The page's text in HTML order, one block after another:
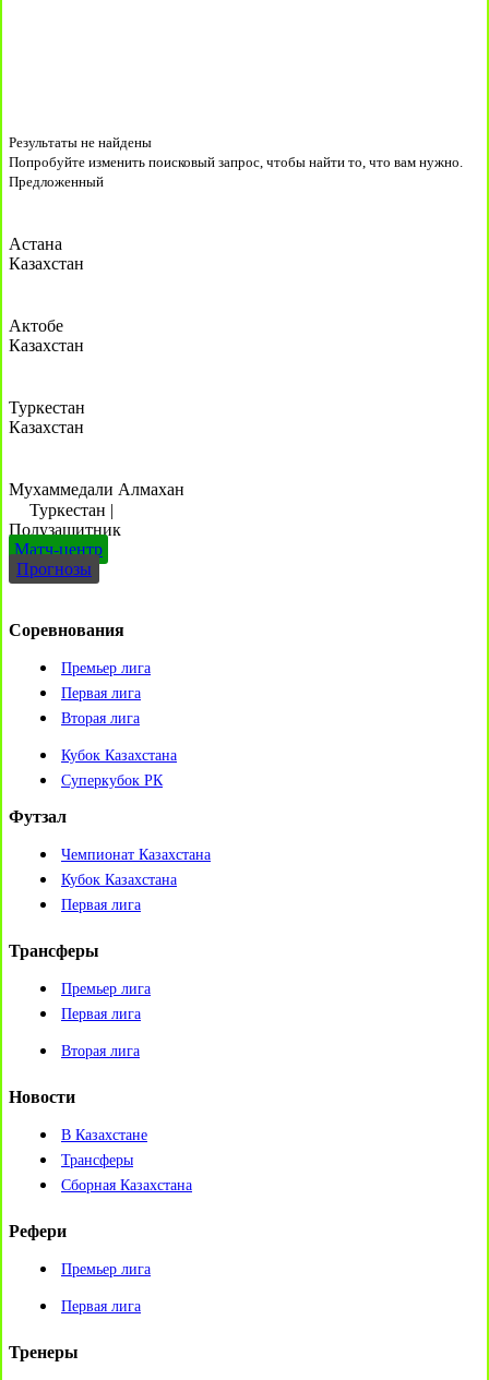
Результаты не найдены
Попробуйте изменить поисковый запрос, чтобы найти то, что вам нужно.
Предложенный
Астана
Казахстан
Актобе
Казахстан
Туркестан
Казахстан
Мухаммедали Алмахан
Туркестан |
Полузащитник
Матч-центр
Прогнозы
Соревнования
Премьер лига
Первая лига
Вторая лига
Кубок Казахстана
Суперкубок РК
Футзал
Чемпионат Казахстана
Кубок Казахстана
Первая лига
Трансферы
Премьер лига
Первая лига
Вторая лига
Новости
В Казахстане
Трансферы
Сборная Казахстана
Рефери
Премьер лига
Первая лига
Тренеры